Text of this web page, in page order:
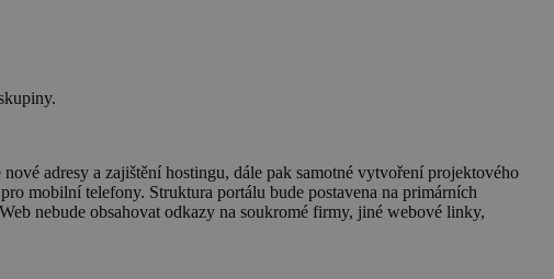
adresy a zajištění hostingu, dále pak samotné vytvoření projektového
mobilní telefony. Struktura portálu bude postavena na primárních
nebude obsahovat odkazy na soukromé firmy, jiné webové linky,